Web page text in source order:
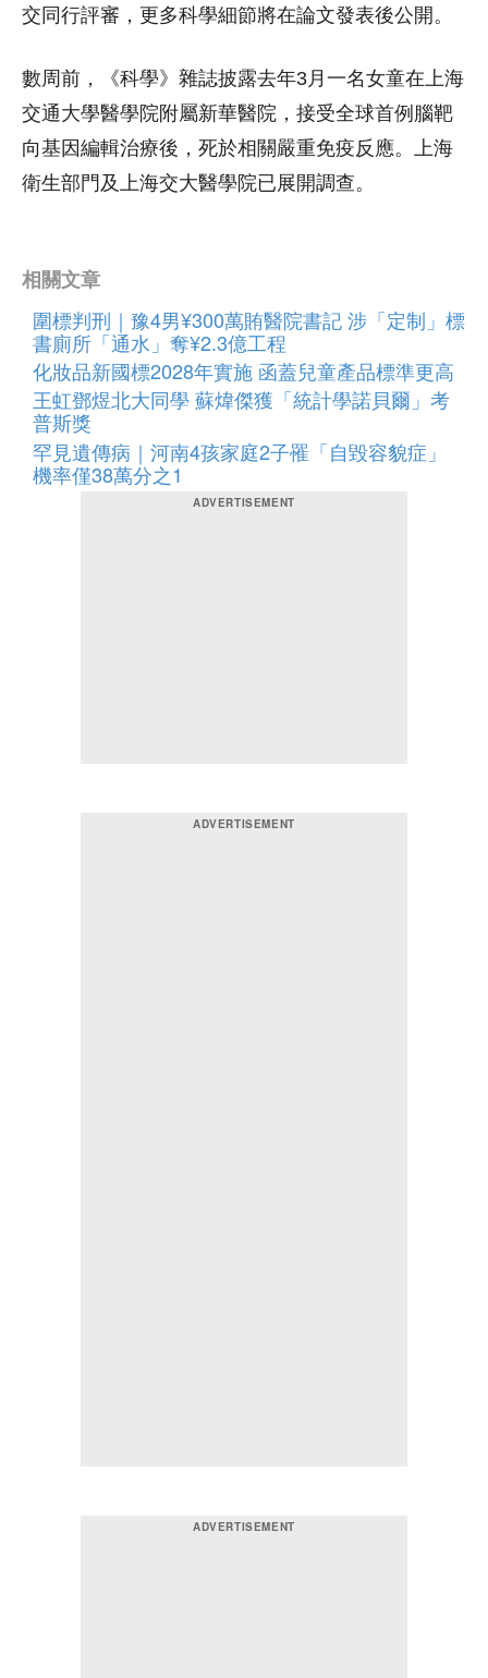
交同行評審，更多科學細節將在論文發表後公開。
數周前，《科學》雜誌披露去年3月一名女童在上海
交通大學醫學院附屬新華醫院，接受全球首例腦靶
向基因編輯治療後，死於相關嚴重免疫反應。上海
衛生部門及上海交大醫學院已展開調查。
相關文章
圍標判刑｜豫4男¥300萬賄醫院書記 涉「定制」標
書廁所「通水」奪¥2.3億工程
化妝品新國標2028年實施 函蓋兒童產品標準更高
王虹鄧煜北大同學 蘇煒傑獲「統計學諾貝爾」考
普斯獎
罕見遺傳病｜河南4孩家庭2子罹「自毀容貌症」
機率僅38萬分之1